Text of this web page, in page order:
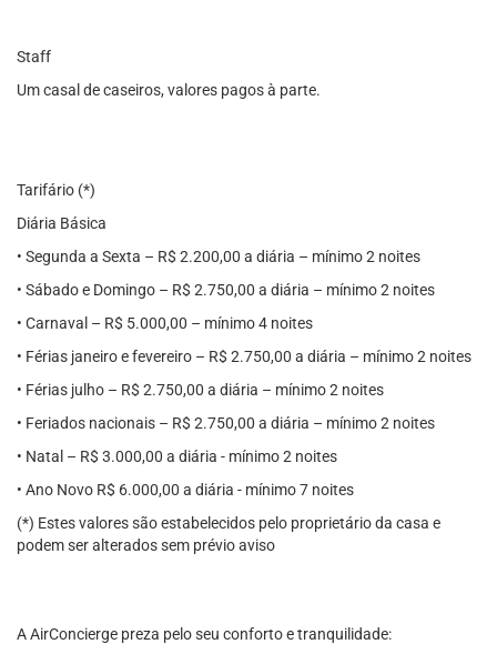
Staff
Um casal de caseiros, valores pagos à parte.
Tarifário (*)
Diária Básica
• Segunda a Sexta – R$ 2.200,00 a diária – mínimo 2 noites
• Sábado e Domingo – R$ 2.750,00 a diária – mínimo 2 noites
• Carnaval – R$ 5.000,00 – mínimo 4 noites
• Férias janeiro e fevereiro – R$ 2.750,00 a diária – mínimo 2 noites
• Férias julho – R$ 2.750,00 a diária – mínimo 2 noites
• Feriados nacionais – R$ 2.750,00 a diária – mínimo 2 noites
• Natal – R$ 3.000,00 a diária - mínimo 2 noites
• Ano Novo R$ 6.000,00 a diária - mínimo 7 noites
(*) Estes valores são estabelecidos pelo proprietário da casa e
podem ser alterados sem prévio aviso
A AirConcierge preza pelo seu conforto e tranquilidade: